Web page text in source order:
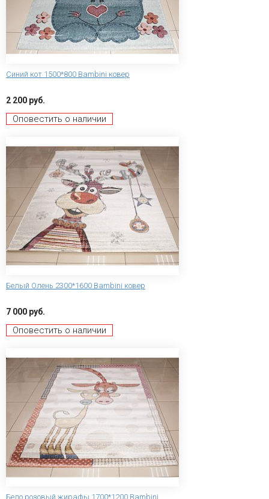
Синий кот 1500*800 Bambini ковер
2 200 руб.
Оповестить о наличии
Белый Олень 2300*1600 Bambini ковер
7 000 руб.
Оповестить о наличии
Бело розовый жирафы 1700*1200 Bambini